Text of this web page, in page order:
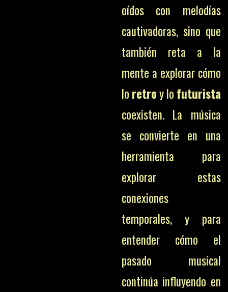
oídos con melodías
cautivadoras, sino que
también reta a la
mente a explorar cómo
lo retroy lo futurista
coexisten. La música
se convierte en una
herramienta para
explorar estas
conexiones
temporales, y para
entender cómo el
pasado musical
continúa influyendo en